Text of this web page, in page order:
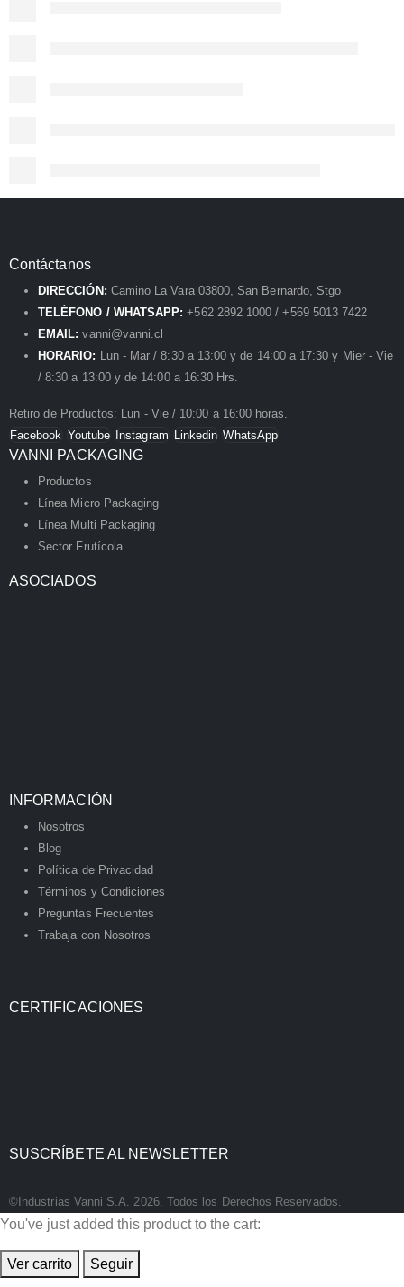
Contáctanos
DIRECCIÓN: Camino La Vara 03800, San Bernardo, Stgo
TELÉFONO / WHATSAPP: +562 2892 1000 / +569 5013 7422
EMAIL: vanni@vanni.cl
HORARIO: Lun - Mar / 8:30 a 13:00 y de 14:00 a 17:30 y Mier - Vie
/ 8:30 a 13:00 y de 14:00 a 16:30 Hrs.
Retiro de Productos: Lun - Vie / 10:00 a 16:00 horas.
Facebook Youtube Instagram Linkedin WhatsApp
VANNI PACKAGING
Productos
Línea Micro Packaging
Línea Multi Packaging
Sector Frutícola
ASOCIADOS
INFORMACIÓN
Nosotros
Blog
Política de Privacidad
Términos y Condiciones
Preguntas Frecuentes
Trabaja con Nosotros
CERTIFICACIONES
SUSCRÍBETE AL NEWSLETTER
©Industrias Vanni S.A. 2026. Todos los Derechos Reservados.
You've just added this product to the cart:
Ver carrito Seguir